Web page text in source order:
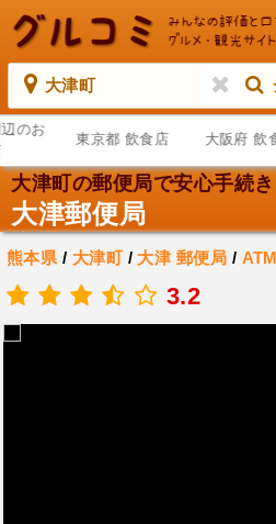
大津町
のお
東京都 飲食店 大阪府 飲
大津町の郵便局で安心手続き
大津郵便局
熊本県 / 大津町/ 大津 郵便局 / ATM
3.2